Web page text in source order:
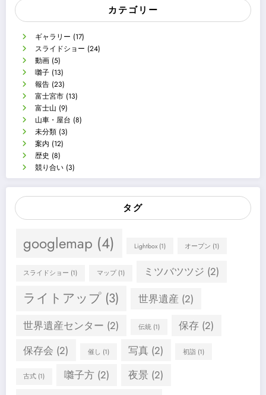
カテゴリー
ギャラリー (17)
スライドショー (24)
動画 (5)
囃子 (13)
報告 (23)
富士宮市 (13)
富士山 (9)
山車・屋台 (8)
未分類 (3)
案内 (12)
歴史 (8)
競り合い (3)
タグ
googlemap (4) Lightbox(1) オープン (1)
スライドショー (1) マップ(1) ミツバツツジ (2)
ライトアップ (3) 世界遺産 (2)
世界遺産センター (2) 伝統(1) 保存 (2)
保存会 (2) 催し (1) 写真 (2) 初詣(1)
古式 (1) 囃子方(2) 夜景 (2)